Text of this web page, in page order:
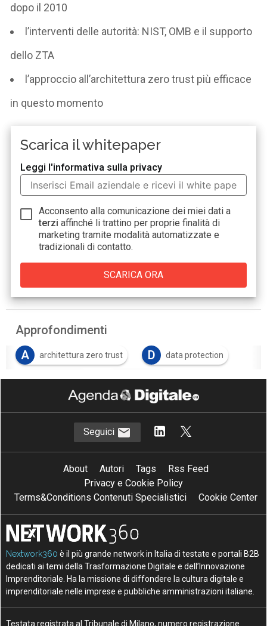
dopo il 2010
l’interventi delle autorità: NIST, OMB e il supporto
dello ZTA
l’approccio all’architettura zero trust più efficace
in questo momento
Scarica il whitepaper
Leggi l'informativa sulla privacy
Acconsento alla comunicazione dei miei dati a
terzi affinché li trattino per proprie finalità di
marketing tramite modalità automatizzate e
tradizionali di contatto.
Approfondimenti
A
architettura zero trust D data protection
S sicurezza IT Z zero trust
Seguici
About Autori Tags
Rss Feed
Privacy e Cookie Policy
Terms&Conditions Contenuti Specialistici
Cookie Center
Nextwork360 è il più grande network in Italia di testate e portali B2B
dedicati ai temi della Trasformazione Digitale e dell’Innovazione
Imprenditoriale. Ha la missione di diffondere la cultura digitale e
imprenditoriale nelle imprese e pubbliche amministrazioni italiane.
Testata registrata al Tribunale di Milano, numero registrazione